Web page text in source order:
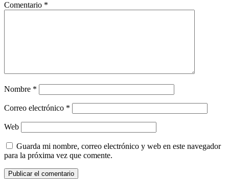
Comentario *
Nombre *
Correo electrónico *
Web
Guarda mi nombre, correo electrónico y web en este navegador
para la próxima vez que comente.